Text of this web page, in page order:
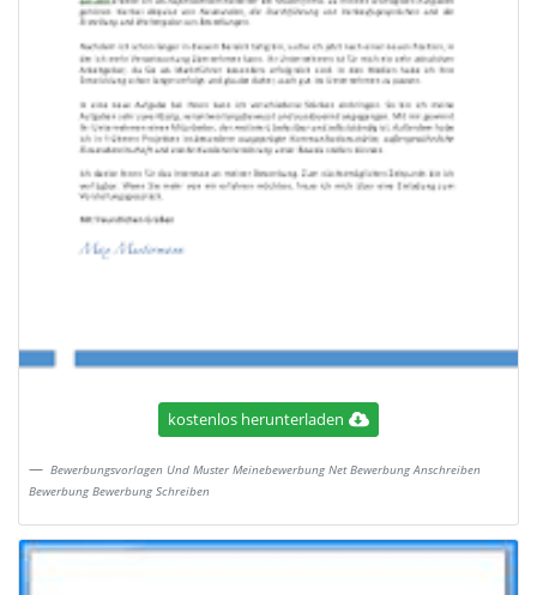
kostenlos herunterladen
Bewerbungsvorlagen Und Muster Meinebewerbung Net Bewerbung Anschreiben
Bewerbung Bewerbung Schreiben